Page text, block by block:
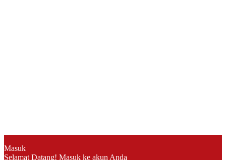
Masuk
Selamat Datang! Masuk ke akun Anda